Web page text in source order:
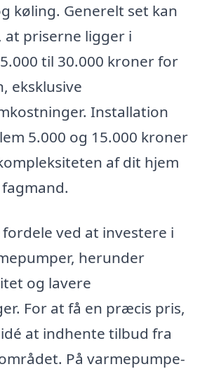
køling. Generelt set kan
priserne ligger i
til 30.000 kroner for
eksklusive
Installation
5.000 og 15.000 kroner
af dit hjem
ved at investere i
herunder
og lavere
For at få en præcis pris,
at indhente tilbud fra
På varmepumpe-